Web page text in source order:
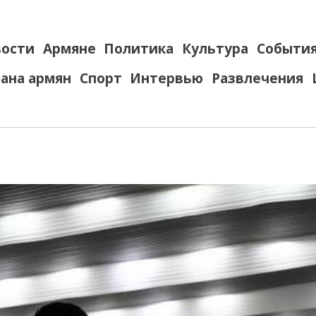
Армяне Политика Культура
армян Спорт Интервью Развлечения